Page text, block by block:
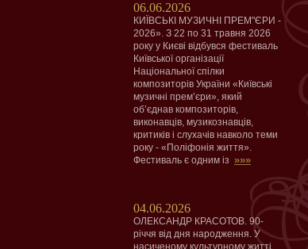
06.06.2026
КИЇВСЬКІ МУЗИЧНІ ПРЕМ"ЄРИ -
2026». З 22 по 31 травня 2026
року у Києві відбувся фестиваль
Київської організації
Національної спілки
композиторів України «Київські
музичні прем’єри», який
об’єднав композиторів,
виконавців, музикознавців,
критиків і слухачів навколо теми
року - «Поліфонія життя».
Фестиваль є одним із »»»
04.06.2026
ОЛЕКСАНДР КРАСОТОВ. 90-
річчя від дня народження. У
насиченому культурному житті